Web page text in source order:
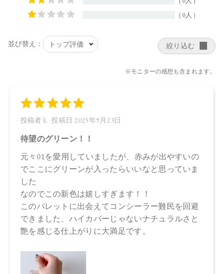
子油、ヒマワリ種子油、マイカ、酸化チタン、ホウケイ酸
（Ca／Al）、酸化鉄、酸化スズ、赤202、グンジョウ
マージリノール酸ジ（イソステアリル／フィトステリル）、
トリイソステアリン酸ポリグリセリル－2、シリカ、水酸化
油、オプンチアフィクスインジカ種子油、ホホバ種子油、ロ
油、カニナバラ果実油、マカデミア種子油、ヒマワリ種子
油、酸化チタン、マイカ、酸化鉄、グンジョウ
日本
【メーカー品番】
店舗でお問い合わせの際には、下記品番をお伝え下さい。
4573623430555
【店舗発売日】
CosmeKitchen 2025/9/5
Biople 2025/9/5
舗にお問い合わせください。
※発売日は予告なく変更する可能性がございます。予めご了